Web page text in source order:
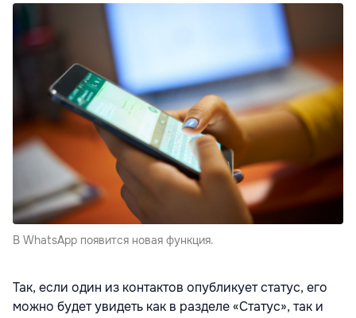
В WhatsApp появится новая функция.
Так, если один из контактов опубликует статус, его
можно будет увидеть как в разделе «Статус», так и